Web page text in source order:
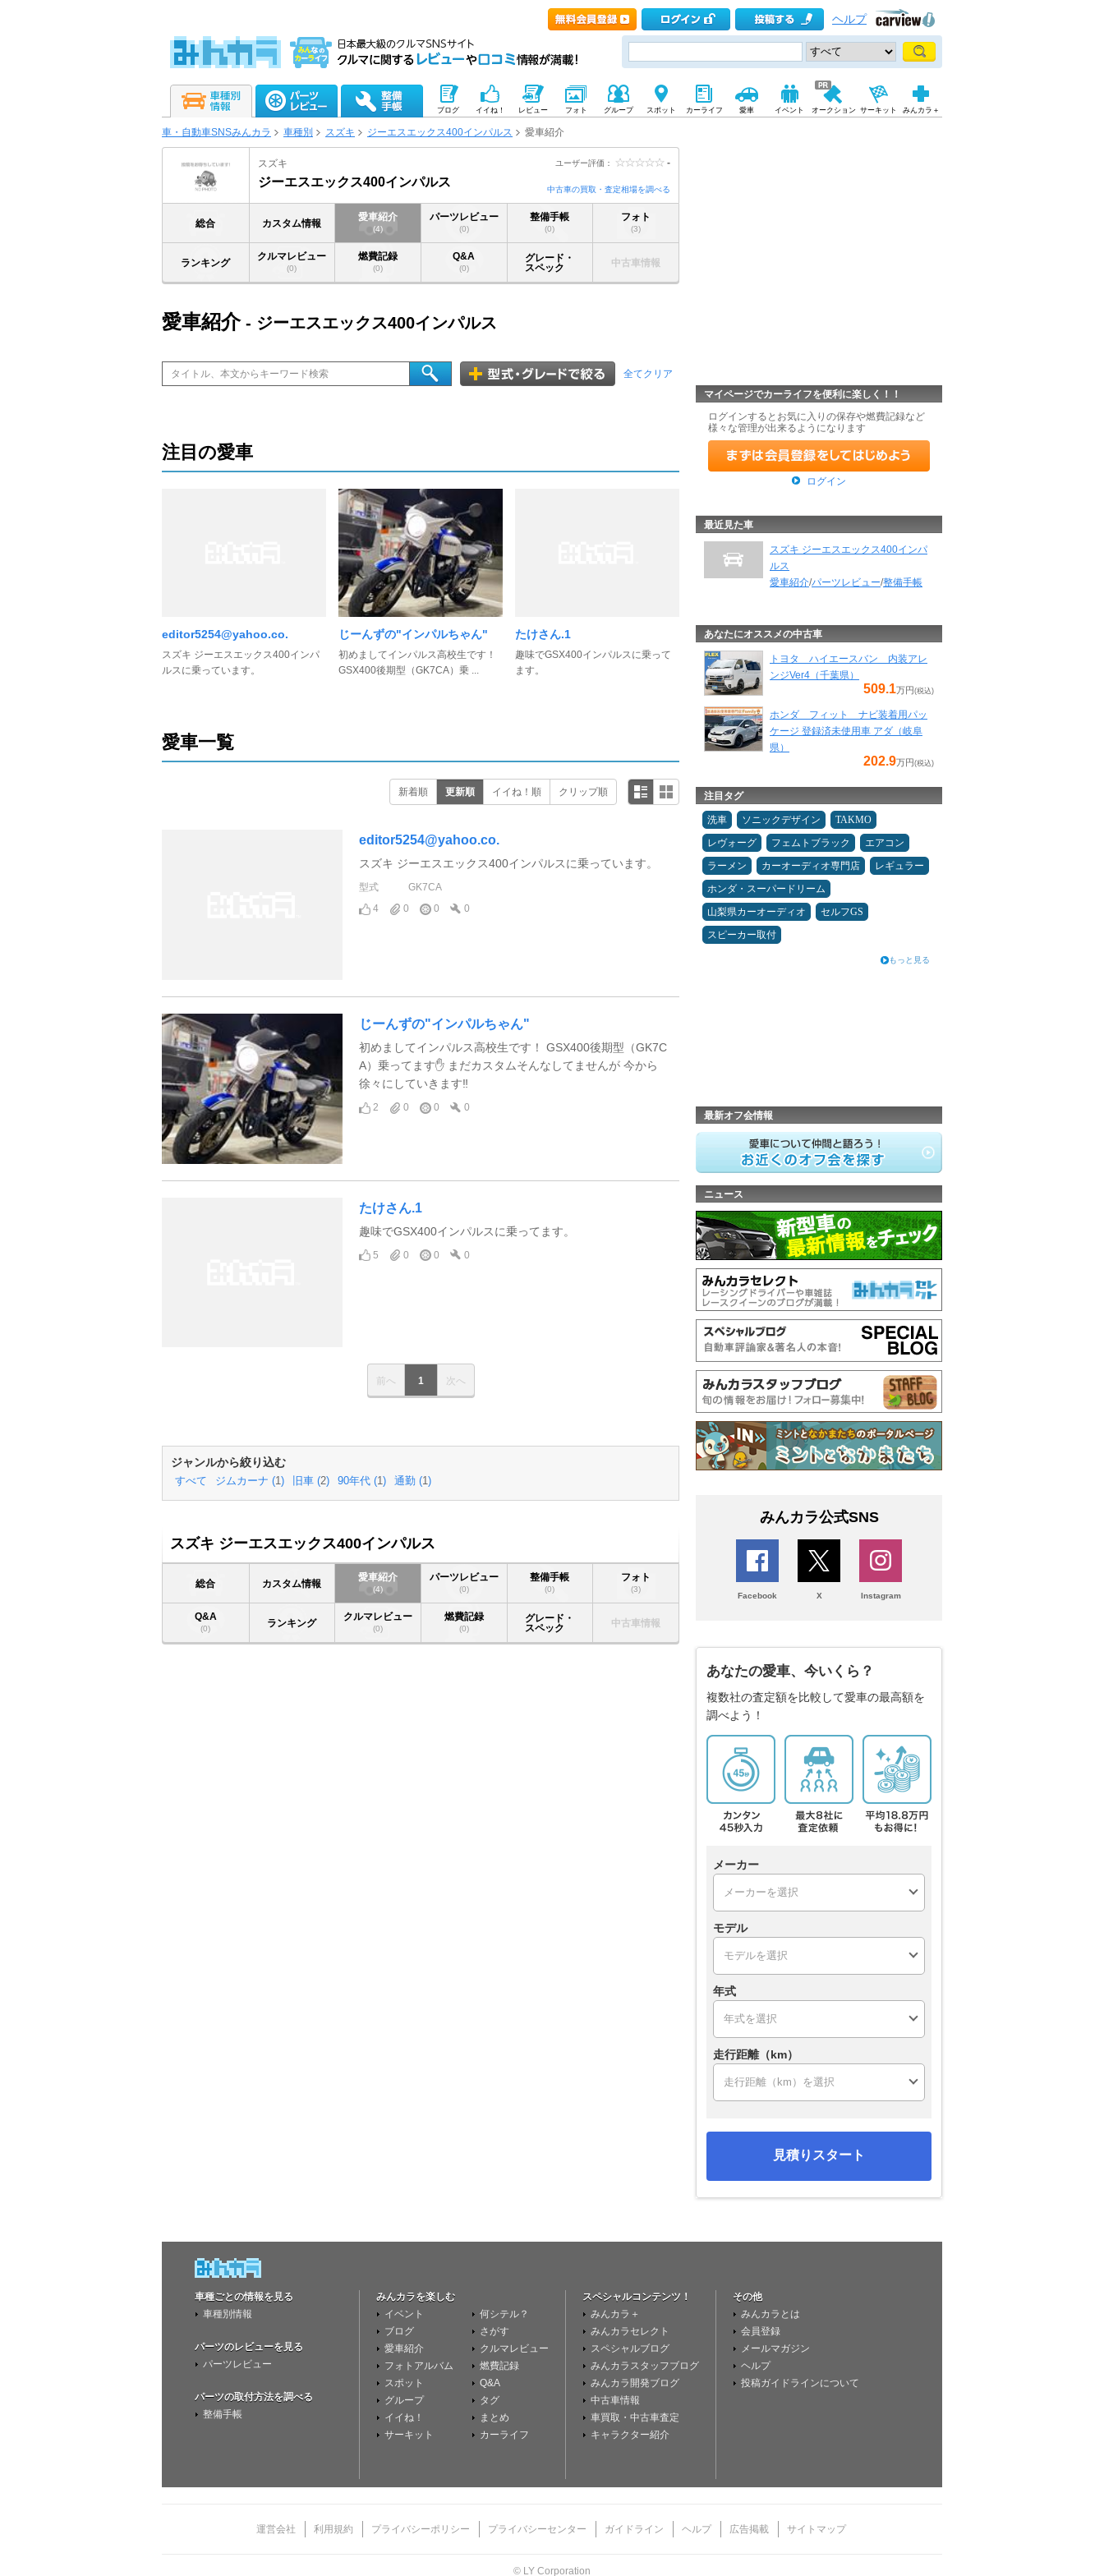
ヘルプ
ブログ イイね！ レビュー フォト グループ スポット カーライフ 愛車 イベント オークション サーキット みんカラ＋
車・自動車SNSみんカラ 車種別 スズキ ジーエスエックス400インパルス 愛車紹介
ユーザー評価： -
スズキ
ジーエスエックス400インパルス
中古車の買取・査定相場を調べる
総合 カスタム情報
愛車紹介
(4)
パーツレビュー
(0)
整備手帳
(0)
フォト
(3)
ランキング
クルマレビュー
(0)
燃費記録
(0)
Q&A
(0)
グレード・
スペック
中古車情報
愛車紹介- ジーエスエックス400インパルス
全てクリア
注目の愛車
editor5254@yahoo.co.
スズキ ジーエスエックス400インパ
ルスに乗っています。
じーんずの"インパルちゃん"
初めましてインパルス高校生です！
GSX400後期型（GK7CA）乗 ...
たけさん.1
趣味でGSX400インパルスに乗って
ます。
愛車一覧
新着順 更新順 イイね！順 クリップ順
editor5254@yahoo.co.
スズキ ジーエスエックス400インパルスに乗っています。
型式
GK7CA
4
0 0 0
じーんずの"インパルちゃん"
初めましてインパルス高校生です！ GSX400後期型（GK7C
A）乗ってます✋ まだカスタムそんなしてませんが 今から
徐々にしていきます‼️
2 0 0 0
たけさん.1
趣味でGSX400インパルスに乗ってます。
5 0 0 0
前へ 1 次へ
ジャンルから絞り込む
すべて ジムカーナ (1) 旧車 (2) 90年代 (1) 通勤 (1)
スズキ ジーエスエックス400インパルス
総合 カスタム情報
愛車紹介
(4)
パーツレビュー
(0)
整備手帳
(0)
フォト
(3)
Q&A
(0) ランキング
クルマレビュー
(0)
燃費記録
(0)
グレード・
スペック
中古車情報
マイページでカーライフを便利に楽しく！！
ログインするとお気に入りの保存や燃費記録など
様々な管理が出来るようになります
ログイン
最近見た車
スズキ ジーエスエックス400インパ
ルス
愛車紹介/パーツレビュー/整備手帳
あなたにオススメの中古車
トヨタ ハイエースバン 内装アレ
ンジVer4（千葉県）
509.1万円(税込)
ホンダ フィット ナビ装着用パッ
ケージ 登録済未使用車 アダ（岐阜
県）
202.9万円(税込)
注目タグ
洗車 ソニックデザイン
TAKMO
レヴォーグ
フェムトブラック
エアコン
ラーメン
カーオーディオ専門店
レギュラー
ホンダ・スーパードリーム
山梨県カーオーディオ
セルフGS
スピーカー取付
もっと見る
最新オフ会情報
ニュース
みんカラ公式SNS
Facebook X Instagram
あなたの愛車、今いくら？
複数社の査定額を比較して愛車の最高額を
調べよう！
メーカー
モデル
年式
走行距離（km）
見積りスタート
車種ごとの情報を見る
車種別情報
パーツのレビューを見る
パーツレビュー
パーツの取付方法を調べる
整備手帳
みんカラを楽しむ
イベント
ブログ
愛車紹介
フォトアルバム
スポット
グループ
イイね！
サーキット
何シテル？
さがす
クルマレビュー
燃費記録
Q&A
タグ
まとめ
カーライフ
スペシャルコンテンツ！
みんカラ＋
みんカラセレクト
スペシャルブログ
みんカラスタッフブログ
みんカラ開発ブログ
中古車情報
車買取・中古車査定
キャラクター紹介
その他
みんカラとは
会員登録
メールマガジン
ヘルプ
投稿ガイドラインについて
運営会社 利用規約 プライバシーポリシー プライバシーセンター ガイドライン ヘルプ 広告掲載 サイトマップ
© LY Corporation